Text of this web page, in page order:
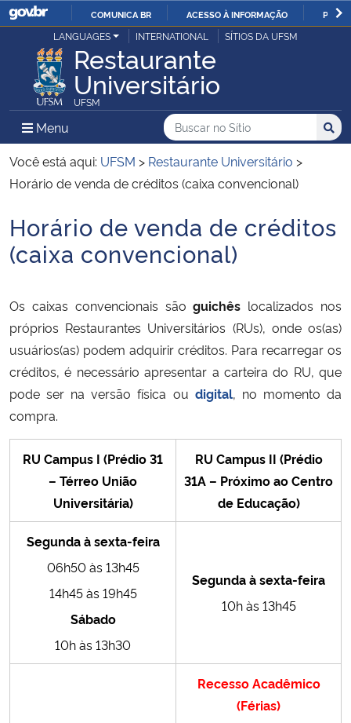
IR
PARA
O
COMUNICA BR ACESSO À INFORMAÇÃO
Ministério da Justiça e Segurança Pública
Ministério da Defesa
Ministério das Relações Exteriores
Ministério da Infraestrutura
Ministério da Educação
Ministério da Cidadania
Ministério da Saúde
Ministério da Ciência, Tecnologia, Inovações e Comunicações
Ministério do Turismo
Ministério do Desenvolvimento Regional
LANGUAGES INTERNATIONAL SÍTIOS DA UFSM
Restaurante
Universitário
UFSM
Menu Menu Principal do Sítio
Busca
Buscar no no Sítio
Busca:
Você está aqui: UFSM > Restaurante Universitário >
Horário de venda de créditos (caixa convencional)
Início do conteúdo
Horário de venda de créditos
(caixa convencional)
Os caixas convencionais sãoguichês localizados nos
próprios Restaurantes Universitários (RUs), onde os(as)
usuários(as) podem adquirir créditos. Para recarregar os
créditos, é necessário apresentar a carteira do RU, que
pode ser na versão física ou digital, no momento da
compra.
RU Campus I (Prédio 31
– Térreo União
Universitária)
RU Campus II (Prédio
31A – Próximo ao Centro
de Educação)
Segunda à sexta-feira
06h50 às 13h45
14h45 às 19h45
Sábado
10h às 13h30
Segunda à sexta-feira
10h às 13h45
Recesso Acadêmico
(Férias)